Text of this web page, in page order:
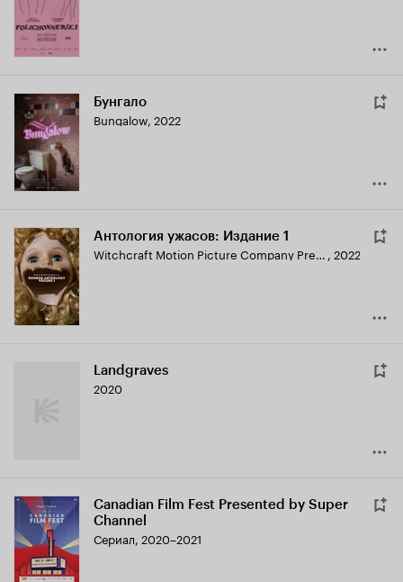
Бунгало
Bungalow, 2022
Антология ужасов: Издание 1
Witchcraft Motion Picture Company Presents: Horror Anthology - Volume 1 , 2022
Landgraves
2020
Canadian Film Fest Presented by Super
Channel
Сериал, 2020–2021